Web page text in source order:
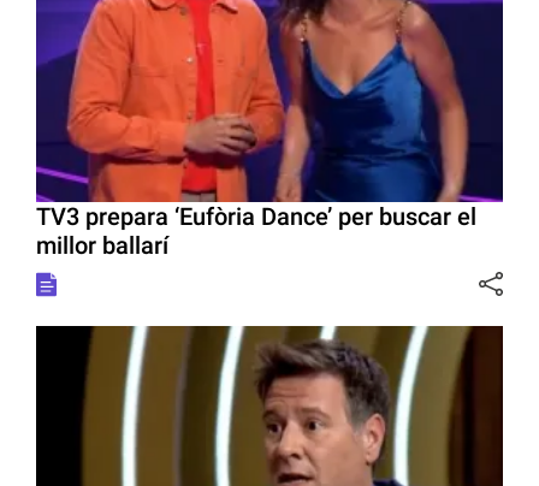
TV3 prepara ‘Eufòria Dance’ per buscar el
millor ballarí